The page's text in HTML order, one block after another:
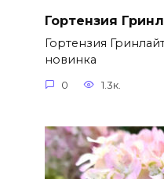
Гортензия
Гортензия
новинка
0 1.3к.